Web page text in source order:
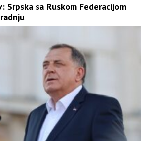
Srpska sa Ruskom Federacijom